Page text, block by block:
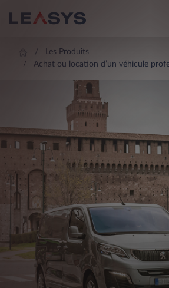
Les Produits
Achat ou location d’un véhicule